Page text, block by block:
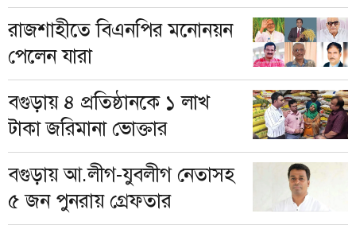
রাজশাহীতে বিএনপির মনোনয়ন
পেলেন যারা
বগুড়ায় ৪ প্রতিষ্ঠানকে ১ লাখ
টাকা জরিমানা ভোক্তার
বগুড়ায় আ.লীগ-যুবলীগ নেতাসহ
৫ জন পুনরায় গ্রেফতার